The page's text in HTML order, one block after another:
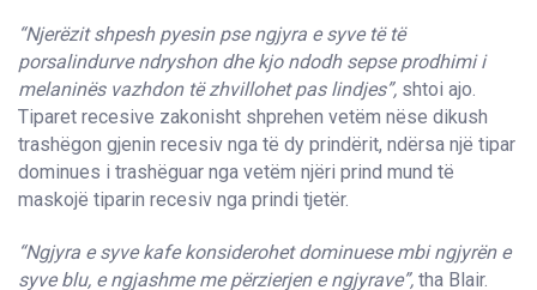
“Njerëzit shpesh pyesin pse ngjyra e syve të të
porsalindurve ndryshon dhe kjo ndodh sepse prodhimi i
melaninës vazhdon të zhvillohet pas lindjes”, shtoi ajo.
Tiparet recesive zakonisht shprehen vetëm nëse dikush
trashëgon gjenin recesiv nga të dy prindërit, ndërsa një tipar
dominues i trashëguar nga vetëm njëri prind mund të
maskojë tiparin recesiv nga prindi tjetër.
“Ngjyra e syve kafe konsiderohet dominuese mbi ngjyrën e
syve blu, e ngjashme me përzierjen e ngjyrave”, tha Blair.